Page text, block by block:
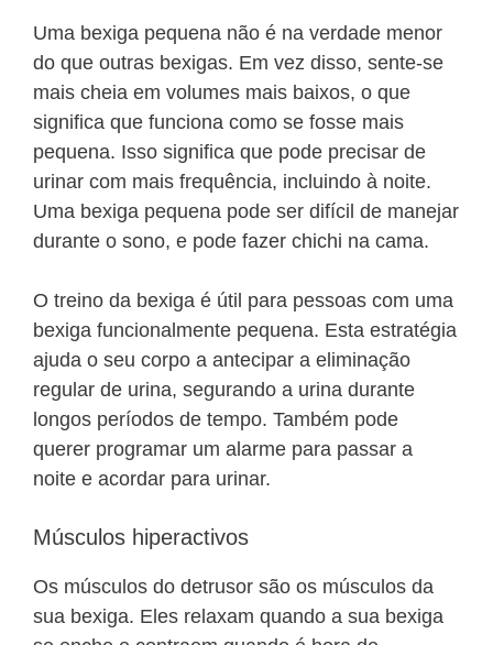
Uma bexiga pequena não é na verdade menor
do que outras bexigas. Em vez disso, sente-se
mais cheia em volumes mais baixos, o que
significa que funciona como se fosse mais
pequena. Isso significa que pode precisar de
urinar com mais frequência, incluindo à noite.
Uma bexiga pequena pode ser difícil de manejar
durante o sono, e pode fazer chichi na cama.
O treino da bexiga é útil para pessoas com uma
bexiga funcionalmente pequena. Esta estratégia
ajuda o seu corpo a antecipar a eliminação
regular de urina, segurando a urina durante
longos períodos de tempo. Também pode
querer programar um alarme para passar a
noite e acordar para urinar.
Músculos hiperactivos
Os músculos do detrusor são os músculos da
sua bexiga. Eles relaxam quando a sua bexiga